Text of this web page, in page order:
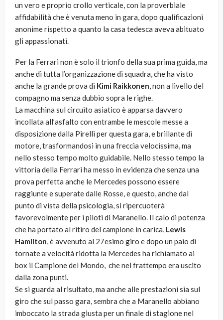
un vero e proprio crollo verticale, con la proverbiale
affidabilità che è venuta meno in gara, dopo qualificazioni
anonime rispetto a quanto la casa tedesca aveva abituato
gli appassionati.
Per la Ferrari non è solo il trionfo della sua prima guida, ma
anche di tutta l’organizzazione di squadra, che ha visto
anche la grande prova di Kimi Raikkonen, non a livello del
compagno ma senza dubbio sopra le righe.
La macchina sul circuito asiatico è apparsa davvero
incollata all’asfalto con entrambe le mescole messe a
disposizione dalla Pirelli per questa gara, e brillante di
motore, trasformandosi in una freccia velocissima, ma
nello stesso tempo molto guidabile. Nello stesso tempo la
vittoria della Ferrari ha messo in evidenza che senza una
prova perfetta anche le Mercedes possono essere
raggiunte e superate dalle Rosse, e questo, anche dal
punto di vista della psicologia, si ripercuoterà
favorevolmente per i piloti di Maranello. Il calo di potenza
che ha portato al ritiro del campione in carica, Lewis
Hamilton, è avvenuto al 27esimo giro e dopo un paio di
tornate a velocità ridotta la Mercedes ha richiamato ai
box il Campione del Mondo, che nel frattempo era uscito
dalla zona punti.
Se si guarda al risultato, ma anche alle prestazioni sia sul
giro che sul passo gara, sembra che a Maranello abbiano
imboccato la strada giusta per un finale di stagione nel